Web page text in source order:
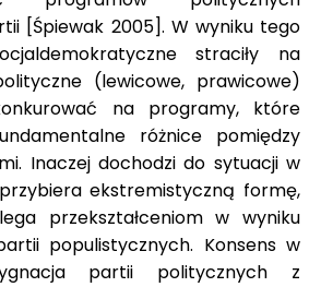
[Śpiewak 2005]. W wyniku tego
straciły na
(lewicowe, prawicowe)
na programy, które
różnice pomiędzy
Inaczej dochodzi do sytuacji w
ekstremistyczną formę,
przekształceniom w wyniku
populistycznych. Konsens w
partii politycznych z